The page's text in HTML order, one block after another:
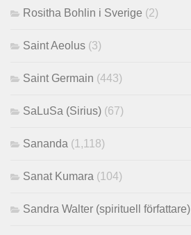
Rositha Bohlin i Sverige (2)
Saint Aeolus (3)
Saint Germain (443)
SaLuSa (Sirius) (67)
Sananda (1,118)
Sanat Kumara (104)
Sandra Walter (spirituell författare)